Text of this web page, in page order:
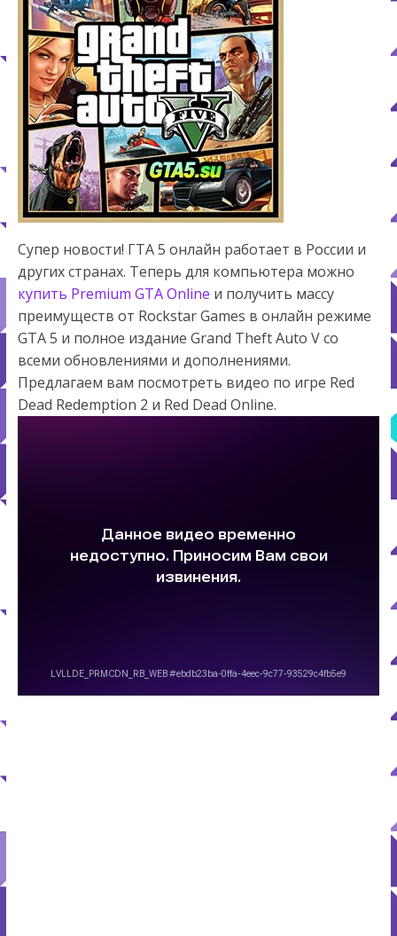
Супер новости! ГТА 5 онлайн работает в России и
других странах. Теперь для компьютера можно
купить Premium GTA Online и получить массу
преимуществ от Rockstar Games в онлайн режиме
GTA 5 и полное издание Grand Theft Auto V со
всеми обновлениями и дополнениями.
Предлагаем вам посмотреть видео по игре Red
Dead Redemption 2 и Red Dead Online.